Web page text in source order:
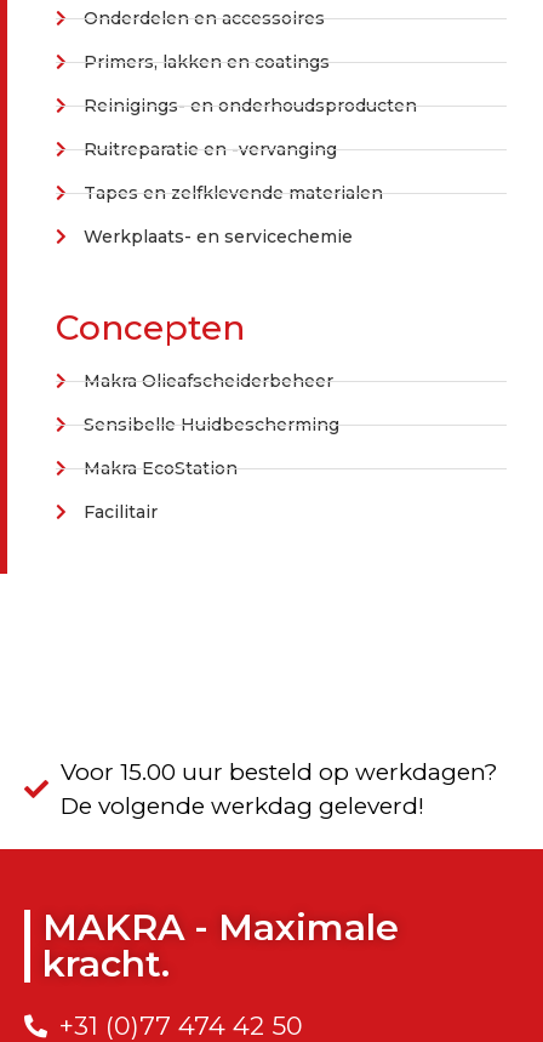
Onderdelen en accessoires
Primers, lakken en coatings
Reinigings- en onderhoudsproducten
Ruitreparatie en -vervanging
Tapes en zelfklevende materialen
Werkplaats- en servicechemie
Concepten
Makra Olieafscheiderbeheer
Sensibelle Huidbescherming
Makra EcoStation
Facilitair
Voor 15.00 uur besteld op werkdagen?
De volgende werkdag geleverd!
MAKRA - Maximale
kracht.
+31 (0)77 474 42 50